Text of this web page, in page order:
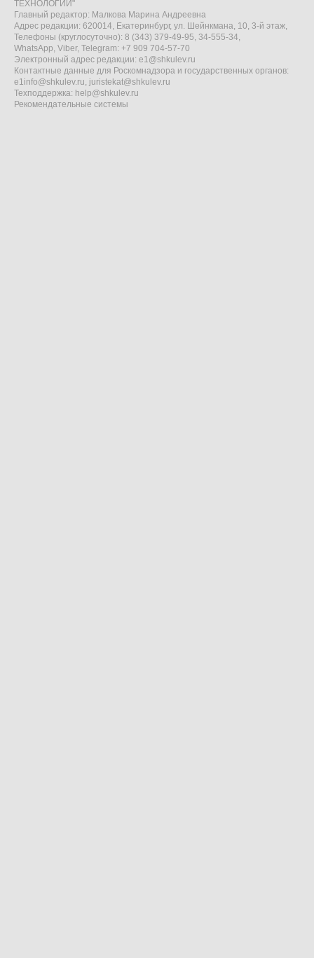
ТЕХНОЛОГИИ"
Главный редактор: Малкова Марина Андреевна
Адрес редакции: 620014, Екатеринбург, ул. Шейнкмана, 10, 3-й этаж,
Телефоны (круглосуточно): 8 (343) 379-49-95, 34-555-34,
WhatsApp, Viber, Telegram: +7 909 704-57-70
Электронный адрес редакции: e1@shkulev.ru
Контактные данные для Роскомнадзора и государственных органов:
e1info@shkulev.ru, juristekat@shkulev.ru
Техподдержка: help@shkulev.ru
Рекомендательные системы